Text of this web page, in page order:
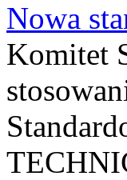
Nowa
Komitet